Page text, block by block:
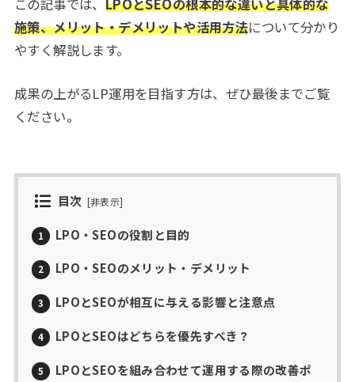
この記事では、 LPOとSEOの根本的な違いと具体的な
施策、メリット・デメリットや活用方法について分かり
やすく解説します。
成果の上がるLP運用を目指す方は、ぜひ最後までご覧
ください。
目次 [非表示]
1 LPO・SEOの役割と目的
2 LPO・SEOのメリット・デメリット
3 LPOとSEOが相互に与える影響と注意点
4 LPOとSEOはどちらを優先すべき？
5
LPOとSEOを組み合わせて運用する際の改善ポ